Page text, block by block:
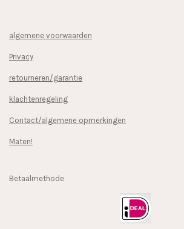
algemene voorwaarden
Privacy
retourneren/garantie
klachtenregeling
Contact/algemene opmerkingen
Maten!
Betaalmethode